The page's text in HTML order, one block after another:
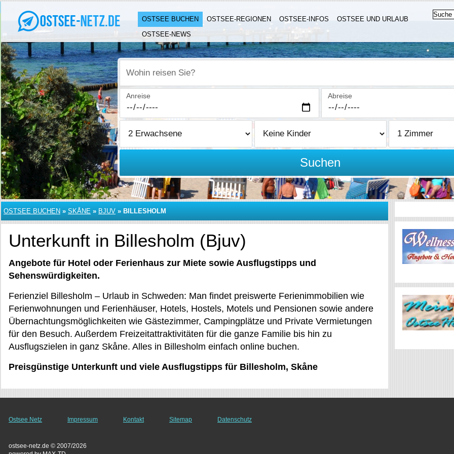
OSTSEE BUCHEN OSTSEE-REGIONEN OSTSEE-INFOS
OSTSEE UND URLAUB
OSTSEE-NEWS
Wohin reisen Sie?
Anreise Abreise
Suchen
OSTSEE BUCHEN » SKÅNE » BJUV » BILLESHOLM
Unterkunft in Billesholm (Bjuv)
Angebote für Hotel oder Ferienhaus zur Miete sowie Ausflugstipps und
Sehenswürdigkeiten.
Ferienziel Billesholm – Urlaub in Schweden: Man findet preiswerte Ferienimmobilien wie
Ferienwohnungen und Ferienhäuser, Hotels, Hostels, Motels und Pensionen sowie andere
Übernachtungsmöglichkeiten wie Gästezimmer, Campingplätze und Private Vermietungen
für den Besuch. Außerdem Freizeitattraktivitäten für die ganze Familie bis hin zu
Ausflugszielen in ganz Skåne. Alles in Billesholm einfach online buchen.
Preisgünstige Unterkunft und viele Ausflugstipps für Billesholm, Skåne
Ostsee Netz Impressum Kontakt Sitemap Datenschutz
ostsee-netz.de © 2007/2026